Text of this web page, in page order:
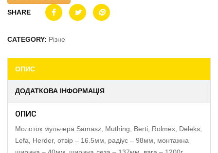
SHARE
CATEGORY: Різне
ОПИС
ДОДАТКОВА ІНФОРМАЦІЯ
ОПИС
Молоток мульчера Samasz, Muthing, Berti, Rolmex, Deleks,
Lefa, Herder, отвір – 16.5мм, радіус – 98мм, монтажна